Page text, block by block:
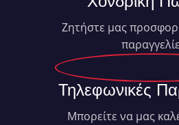
Ζητήστε μας
Τηλεφωνικές
Μπορείτε να μας